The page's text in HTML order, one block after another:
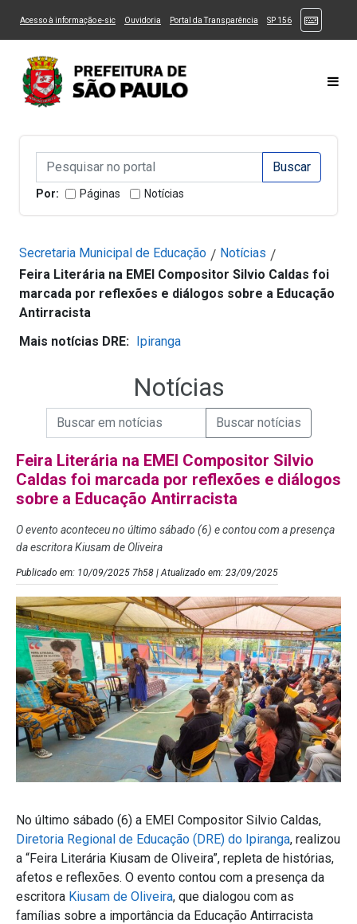
Ir ao Conteúdo Ir para menu principal Ir para busca 3
Alternar Alto Contraste
Acesso à informação e-sic(Link para um novo sítio)
Ouvidoria (Link para um novo sítio)
Portal da Transparência (Link para um novo sítio)
SP 156(Link para um
Campo de Busca de informações
Campo de Busca de informações Enviar a Busca
Por: Páginas Notícias
Secretaria Municipal de Educação / Notícias /
Feira Literária na EMEI Compositor Silvio Caldas foi
marcada por reflexões e diálogos sobre a Educação
Antirracista
Mais notícias DRE: Ipiranga
Notícias
Campo de Busca de Notícias
Campo de Busca de informaçõesEnviar a Busca de Notícias
Feira Literária na EMEI Compositor Silvio
Caldas foi marcada por reflexões e diálogos
sobre a Educação Antirracista
O evento aconteceu no último sábado (6) e contou com a presença
da escritora Kiusam de Oliveira
Publicado em: 10/09/2025 7h58 | Atualizado em: 23/09/2025
No último sábado (6) a EMEI Compositor Silvio Caldas,
Diretoria Regional de Educação (DRE) do Ipiranga, realizou
a “Feira Literária Kiusam de Oliveira”, repleta de histórias,
afetos e reflexões. O evento contou com a presença da
escritora Kiusam de Oliveira, que dialogou com as
famílias sobre a importância da Educação Antirracista